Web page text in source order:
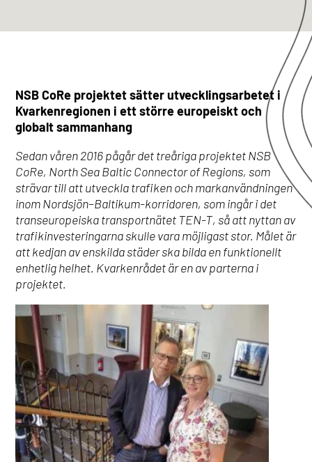
NSB CoRe projektet sätter utvecklingsarbetet i
Kvarkenregionen i ett större europeiskt och
globalt sammanhang
Sedan våren 2016 pågår det treåriga projektet NSB
CoRe, North Sea Baltic Connector of Regions, som
strävar till att utveckla trafiken och markanvändningen
inom Nordsjön–Baltikum-korridoren, som ingår i det
transeuropeiska transportnätet TEN-T, så att nyttan av
trafikinvesteringarna skulle vara möjligast stor. Målet är
att kedjan av enskilda städer ska bilda en funktionellt
enhetlig helhet. Kvarkenrådet är en av parterna i
projektet.